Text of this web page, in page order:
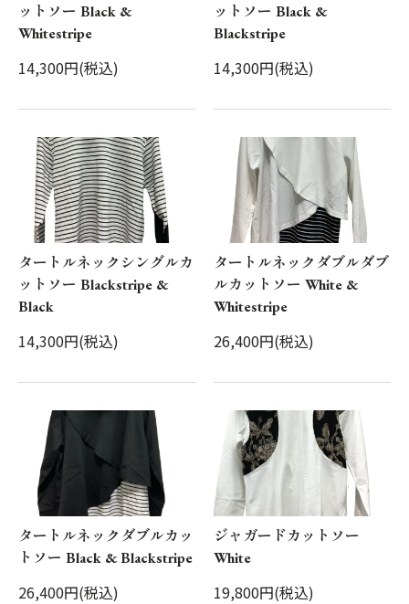
ットソー Black &
Whitestripe
14,300円(税込)
ットソー Black &
Blackstripe
14,300円(税込)
タートルネックシングルカ
ットソー Blackstripe &
Black
14,300円(税込)
タートルネックダブルダブ
ルカットソー White &
Whitestripe
26,400円(税込)
タートルネックダブルカッ
トソー Black & Blackstripe
26,400円(税込)
ジャガードカットソー
White
19,800円(税込)